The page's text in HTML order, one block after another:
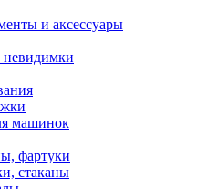
и аксессуары
машинок
фартуки
стаканы